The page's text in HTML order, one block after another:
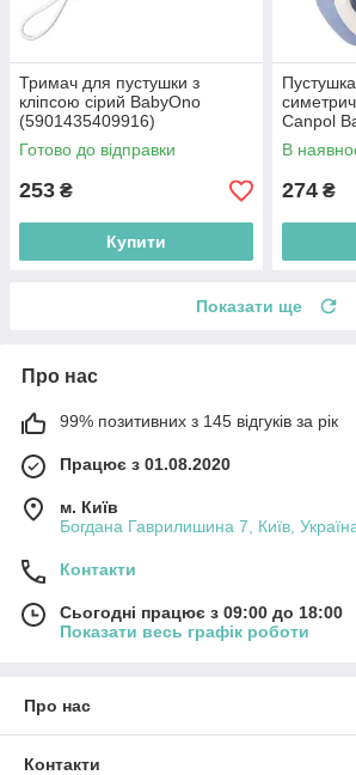
Тримач для пустушки з
кліпсою сірий BabyOno
(5901435409916)
Готово до відправки
253 ₴
Купити
Canpol
шт.
В
274 ₴
Показати ще
Про нас
99% позитивних з 145 відгуків за рік
Працює з 01.08.2020
м. Київ
Богдана Гаврилишина 7, Київ,
Контакти
Сьогодні працює з 09:00 до 18:00
Показати весь графік роботи
Про нас
Контакти